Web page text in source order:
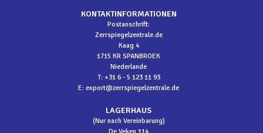
KONTAKTINFORMATIONEN
Postanschrift:
Zerrspiegelzentrale.de
Kaag 4
1715 KR SPANBROEK
Niederlande
T: +31 6 - 5 123 11 93
E: export@zerrspiegelzentrale.de
LAGERHAUS
(Nur nach Vereinbarung)